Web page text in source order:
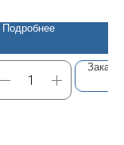
Подробнее